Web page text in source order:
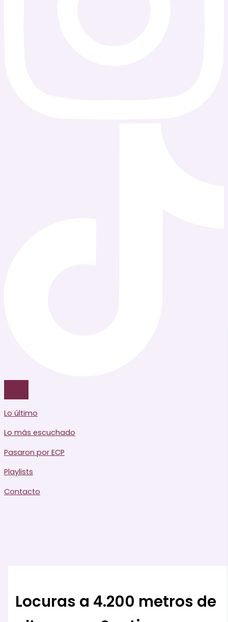
Lo último
Lo más escuchado
Pasaron por ECP
Playlists
Contacto
Locuras a 4.200 metros de